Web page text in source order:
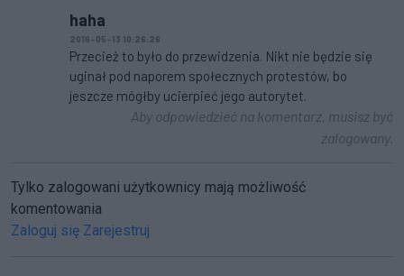
haha
2016-05-13 10:26:26
Przecież to było do przewidzenia. Nikt nie będzie się
uginał pod naporem społecznych protestów, bo
jeszcze mógłby ucierpieć jego autorytet.
Aby odpowiedzieć na komentarz, musisz być
zalogowany.
Tylko zalogowani użytkownicy mają możliwość
komentowania
Zaloguj się Zarejestruj